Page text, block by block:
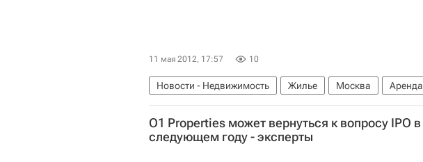
11 мая 2012, 17:57 10
Новости - Недвижимость Жилье Москва Аренда
O1 Properties может вернуться к вопросу IPO в
следующем году - эксперты